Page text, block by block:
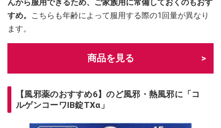
んから服用できるため、ご家族用に常備しておくのもおす
すめ。
こちらも年齢によって服用する際の1回量が異なり
ます。
商品を見る
【風邪薬のおすすめ6】のど風邪・熱風邪に「コ
ルゲンコーワIB錠TXα」